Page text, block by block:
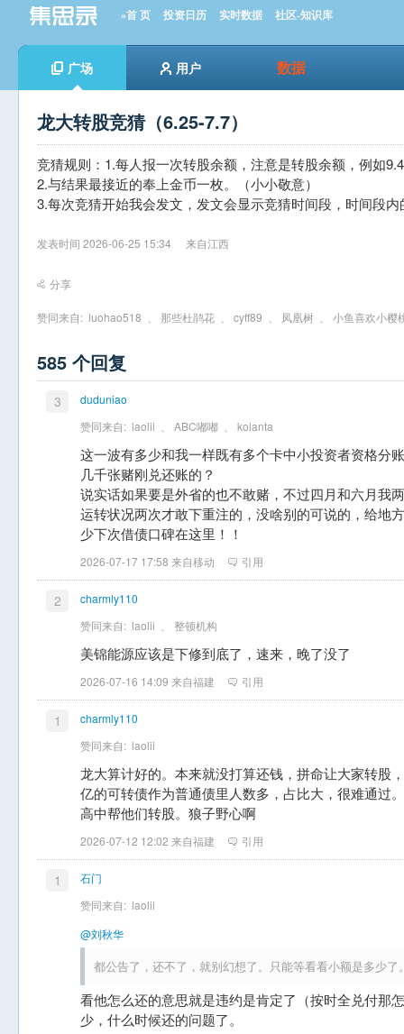
»首 页 投资日历 实时数据 社区-知识库
广场 用户 数据
龙大转股竞猜（6.25-7.7）
竞猜规则：1.每人报一次转股余额，注意是转股余额，例如
2.与结果最接近的奉上金币一枚。（小小敬意）
3.每次竞猜开始我会发文，发文会显示竞猜时间段，时间段内
发表时间 2026-06-25 15:34 来自江西
分享
赞同来自: luohao518 那些杜鹃花 cyff89 凤凰树 小鱼喜欢小樱
585 个回复
3
duduniao
赞同来自: laolii ABC嘟嘟 kolanta
这一波有多少和我一样既有多个卡中小投资者资格分
几千张赌刚兑还账的？
说实话如果要是外省的也不敢赌，不过四月和六月我
运转状况两次才敢下重注的，没啥别的可说的，给地
少下次借债口碑在这里！！
2026-07-17 17:58 来自移动 引用
2
charmly110
赞同来自: laolii 整顿机构
美锦能源应该是下修到底了，速来，晚了没了
2026-07-16 14:09 来自福建 引用
1
charmly110
赞同来自: laolii
龙大算计好的。本来就没打算还钱，拼命让大家转股
亿的可转债作为普通债里人数多，占比大，很难通过
高中帮他们转股。狼子野心啊
2026-07-12 12:02 来自福建 引用
1
石门
赞同来自: laolii
@刘秋华
都公告了，还不了，就别幻想了。只能等看看小额是多少了
看他怎么还的意思就是违约是肯定了（按时全兑付那
少，什么时候还的问题了。